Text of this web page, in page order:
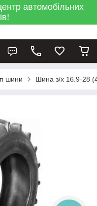
автомобільних
шини Шина з/х 16.9-28